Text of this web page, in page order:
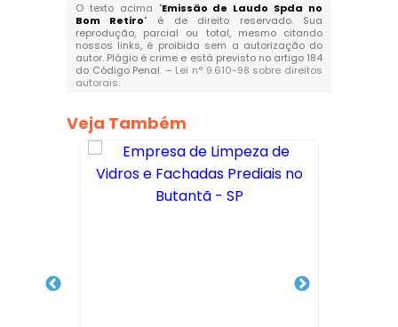
O texto acima "Emissão de Laudo Spda no
Bom Retiro" é de direito reservado. Sua
reprodução, parcial ou total, mesmo citando
nossos links, é proibida sem a autorização do
autor. Plágio é crime e está previsto no artigo 184
do Código Penal. – Lei n° 9.610-98 sobre direitos
autorais.
Veja Também